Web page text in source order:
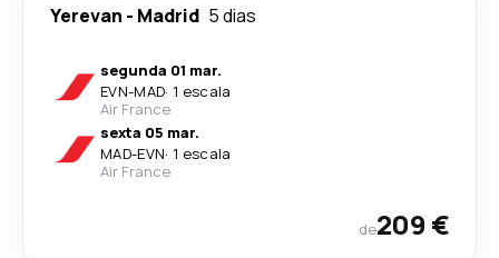
Yerevan - Madrid 5 dias
segunda 01 mar.
EVN-MAD· 1 escala
Air France
sexta 05 mar.
MAD-EVN· 1 escala
Air France
de209 €